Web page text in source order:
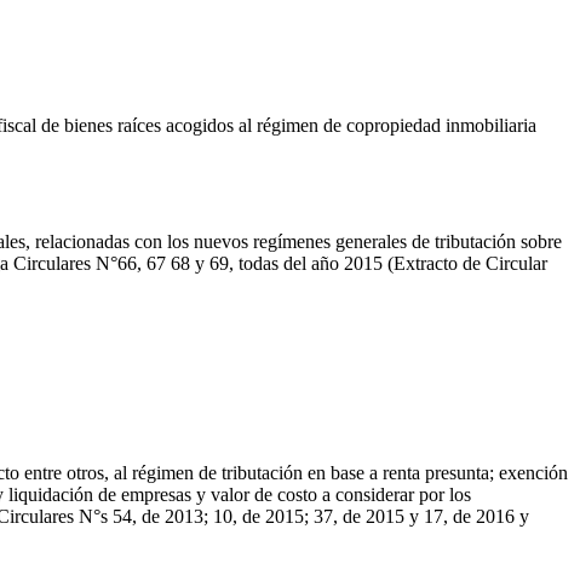
de bienes raíces acogidos al régimen de copropiedad inmobiliaria
relacionadas con los nuevos regímenes generales de tributación sobre
Circulares N°66, 67 68 y 69, todas del año 2015 (Extracto de Circular
entre otros, al régimen de tributación en base a renta presunta; exención
de empresas y valor de costo a considerar por los
N°s 54, de 2013; 10, de 2015; 37, de 2015 y 17, de 2016 y